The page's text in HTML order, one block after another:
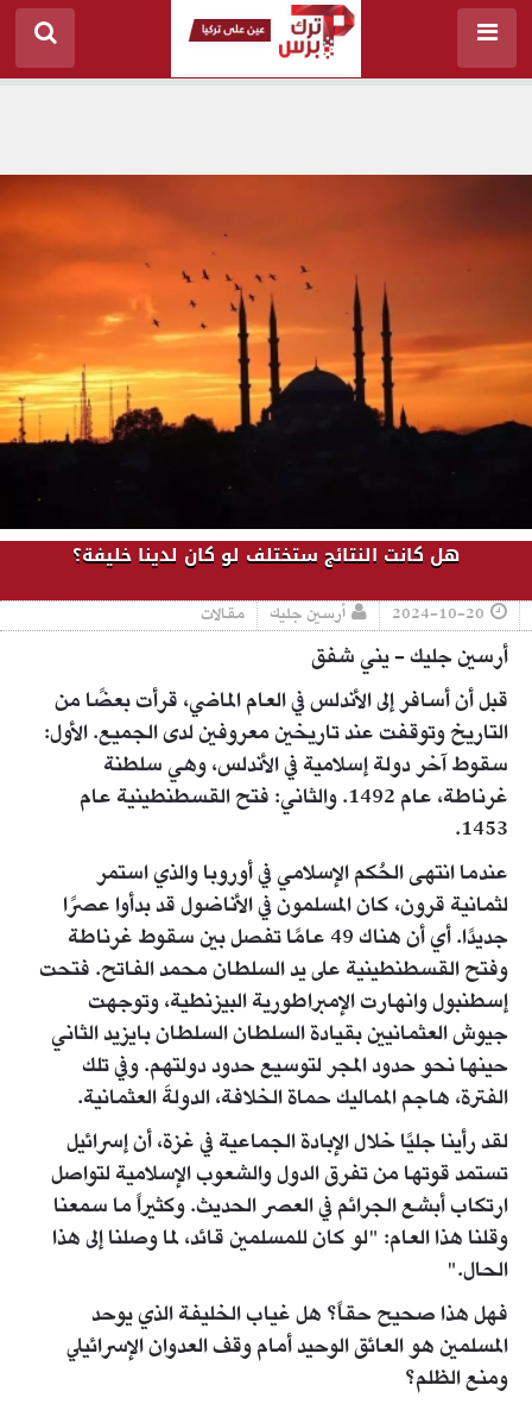
هل كانت النتائج ستختلف لو كان لدينا خليفة؟
2024-10-20 أرسين جليك مقالات
أرسين جليك - يني شفق
قبل أن أسافر إلى الأندلس في العام الماضي، قرأت بعضًا من
التاريخ وتوقفت عند تاريخين معروفين لدى الجميع. الأول:
سقوط آخر دولة إسلامية في الأندلس، وهي سلطنة
غرناطة، عام 1492. والثاني: فتح القسطنطينية عام
1453.
عندما انتهى الحُكم الإسلامي في أوروبا والذي استمر
لثمانية قرون، كان المسلمون في الأناضول قد بدأوا عصرًا
جديدًا. أي أن هناك 49 عامًا تفصل بين سقوط غرناطة
وفتح القسطنطينية على يد السلطان محمد الفاتح. فتحت
إسطنبول وانهارت الإمبراطورية البيزنطية، وتوجهت
جيوش العثمانيين بقيادة السلطان السلطان بايزيد الثاني
حينها نحو حدود المجر لتوسيع حدود دولتهم. وفي تلك
الفترة، هاجم المماليك حماة الخلافة، الدولةَ العثمانية.
لقد رأينا جليًا خلال الإبادة الجماعية في غزة، أن إسرائيل
تستمد قوتها من تفرق الدول والشعوب الإسلامية لتواصل
ارتكاب أبشع الجرائم في العصر الحديث. وكثيراً ما سمعنا
وقلنا هذا العام: "لو كان للمسلمين قائد، لما وصلنا إلى هذا
الحال."
فهل هذا صحيح حقاً؟ هل غياب الخليفة الذي يوحد
المسلمين هو العائق الوحيد أمام وقف العدوان الإسرائيلي
ومنع الظلم؟